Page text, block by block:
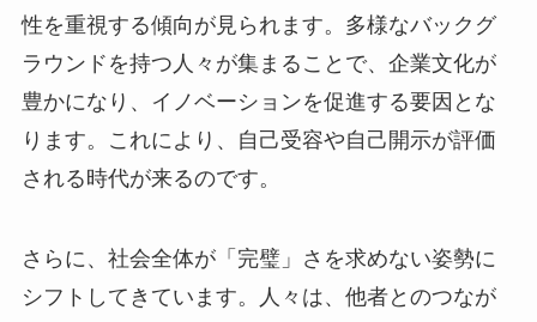
性を重視する傾向が見られます。多様なバックグ
ラウンドを持つ人々が集まることで、企業文化が
豊かになり、イノベーションを促進する要因とな
ります。これにより、自己受容や自己開示が評価
される時代が来るのです。
さらに、社会全体が「完璧」さを求めない姿勢に
シフトしてきています。人々は、他者とのつなが